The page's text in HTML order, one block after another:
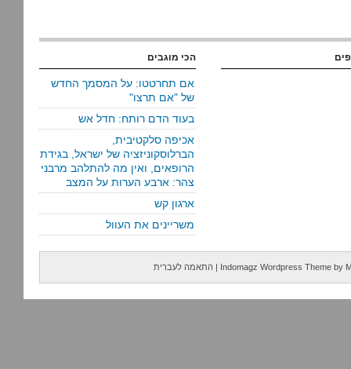
הכי מוגבים
אם תחרטטו: על המסמך החדש
של "אם תרצו"
בעוד הדם רותח: חדל אש
אכיפה סלקטיבית,
הברלוסקוניזציה של ישראל, בגידת
הרופאים, ואין מה להתלהב מרבני
צהר: ארבע הערות על המצב
ארגון קש
משריינים את העוול
Indomagz Wordpress Theme by
| התאמה לעברית